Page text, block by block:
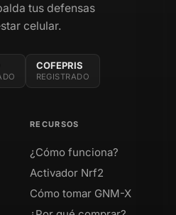
tus defensas
celular.
COFEPRIS
REGISTRADO
RECURSOS
¿Cómo funciona?
Activador Nrf2
Cómo tomar GNM-X